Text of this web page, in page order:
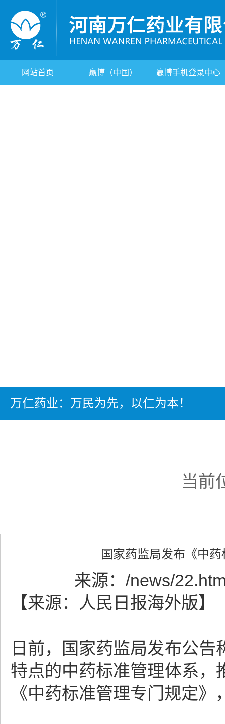
网站首页 赢博（中国） 赢博手机登录中心
万仁药业：万民为先，以仁为本！
当前
国家药监局发布《中
来源： /news/
【来源：人民日报海外版】
日前，国家药监局发布公
特点的中药标准管理体系，
《中药标准管理专门规定